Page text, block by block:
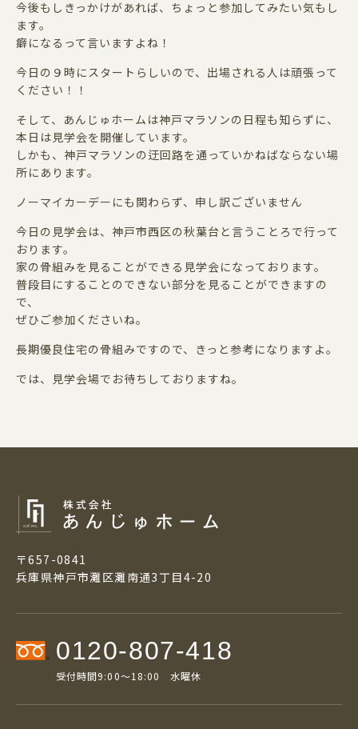
今後もしきっかけがあれば、ちょっと参加してみたい気もし
ます。
癖になるって言いますよね！
今日の９時にスタートらしいので、出場される人は頑張って
ください！！
そして、あんじゅホームは神戸マラソンの日程も知らずに、
本日は見学会を開催しています。
しかも、神戸マラソンの迂回路を通っていかねばならない場
所にあります。
ノーマイカーデーにも関わらず、申し訳ございません
今日の見学会は、神戸市西区の秋葉台と言うことろで行って
おります。
家の骨組みを見ることができる見学会になっております。
普段目にすることのできない部分を見ることができますの
で、
ぜひご参加くださいね。
長期優良住宅の骨組みですので、きっと参考になりますよ。
では、見学会場でお待ちしておりますね。
〒657-0841
兵庫県神戸市灘区灘南通3丁目4-20
0120-807-418
受付時間9:00～18:00 水曜休